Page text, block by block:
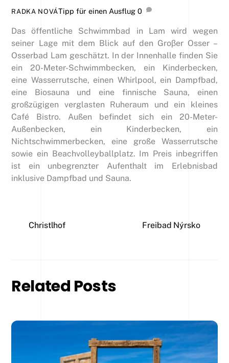
RADKA NOVÁTipp für einen Ausflug 0
Das öffentliche Schwimmbad in Lam wird wegen
seiner Lage mit dem Blick auf den Groβer Osser –
Osserbad Lam geschätzt. In der Innenhalle finden Sie
ein 20-Meter-Schwimmbecken, ein Kinderbecken,
eine Wasserrutsche, einen Whirlpool, ein Dampfbad,
eine Biosauna und eine finnische Sauna, einen
großzügigen verglasten Ruheraum und ein kleines
Café Bistro. Außen befindet sich ein 20-Meter-
Außenbecken, ein Kinderbecken, ein
Nichtschwimmerbecken, eine große Wasserrutsche
sowie ein Beachvolleyballplatz. Im Preis inbegriffen
ist ein unbegrenzter Aufenthalt im Erlebnisbad
inklusive Dampfbad und Sauna.
Christlhof Freibad Nýrsko
Related Posts